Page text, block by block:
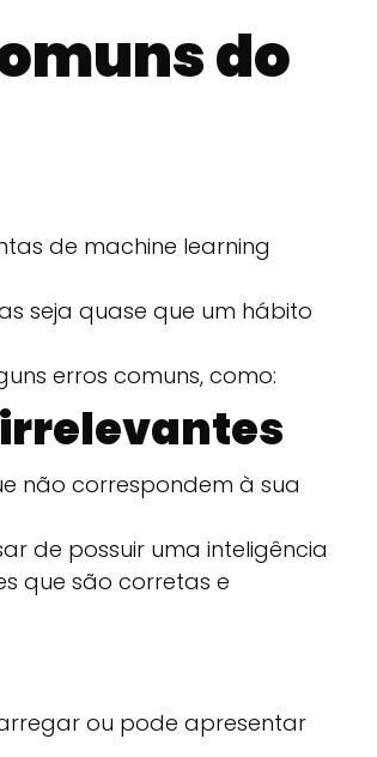
do
de machine learning
seja quase que um hábito
erros comuns, como:
irrelevantes
não correspondem à sua
de possuir uma inteligência
que são corretas e
ou pode apresentar